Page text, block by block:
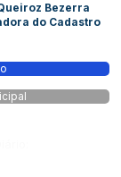
Bezerra
do Cadastro